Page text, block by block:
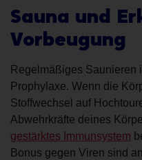
Sauna und
Vorbeugung
Regelmäßiges Saunieren
Prophylaxe. Wenn die
Stoffwechsel auf
Abwehrkräfte deines
gestärktes Immunsystem
Bonus gegen Viren sind